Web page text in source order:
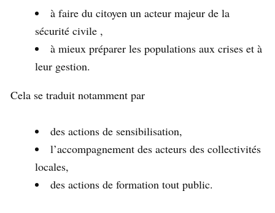
à faire du citoyen un acteur majeur de la
sécurité civile ,
à mieux préparer les populations aux crises et à
leur gestion.
Cela se traduit notamment par
des actions de sensibilisation,
l’accompagnement des acteurs des collectivités
locales,
des actions de formation tout public.